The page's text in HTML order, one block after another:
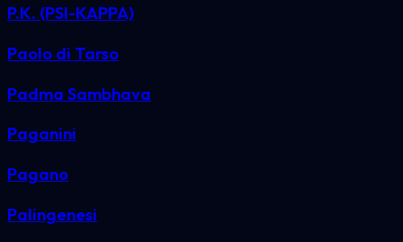
P.K. (PSI-KAPPA)
Paolo di Tarso
Padma Sambhava
Paganini
Pagano
Palingenesi